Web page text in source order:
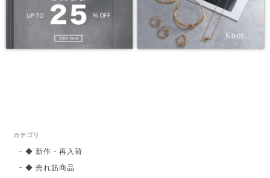
カテゴリ
◆ 新作・再入荷
◆ 売れ筋商品